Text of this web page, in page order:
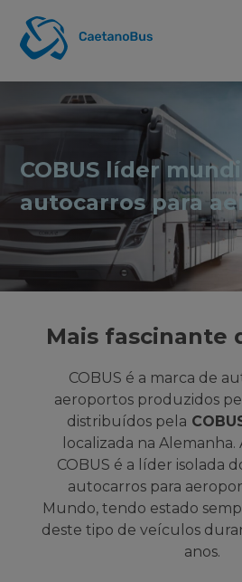
COBUS líder
autocarros para
Mais fascinante
COBUS é a marca de
aeroportos produzidos
distribuídos pela
localizada na
COBUS é a líder isolada
autocarros para
Mundo, tendo estado
deste tipo de veículos
anos.